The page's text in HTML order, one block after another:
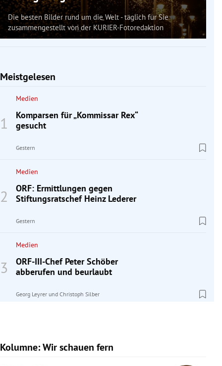
Die besten Bilder rund um die Welt - täglich für Sie
zusammengestellt von der KURIER-Fotoredaktion
Meistgelesen
Medien
Komparsen für „Kommissar Rex“
gesucht
Gestern
Medien
ORF: Ermittlungen gegen
Stiftungsratschef Heinz Lederer
Gestern
Medien
ORF-III-Chef Peter Schöber
abberufen und beurlaubt
Georg Leyrer und Christoph Silber
Kolumne: Wir schauen fern